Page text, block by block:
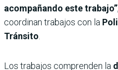
acompañando este trabajo”
coordinan trabajos con la
Tránsito
Los trabajos comprenden la